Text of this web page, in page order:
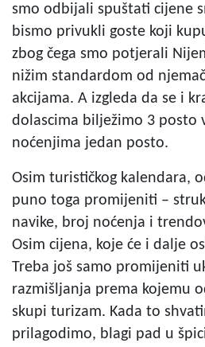
smo odbijali spuštati cijene
bismo privukli goste koji
zbog čega smo potjerali
nižim standardom od
akcijama. A izgleda da se i
dolascima bilježimo 3 posto
noćenjima jedan posto.
Osim turističkog kalendara,
puno toga promijeniti –
navike, broj noćenja i
Osim cijena, koje će i dalje
Treba još samo promijeniti
razmišljanja prema kojemu
skupi turizam. Kada to
prilagodimo, blagi pad u